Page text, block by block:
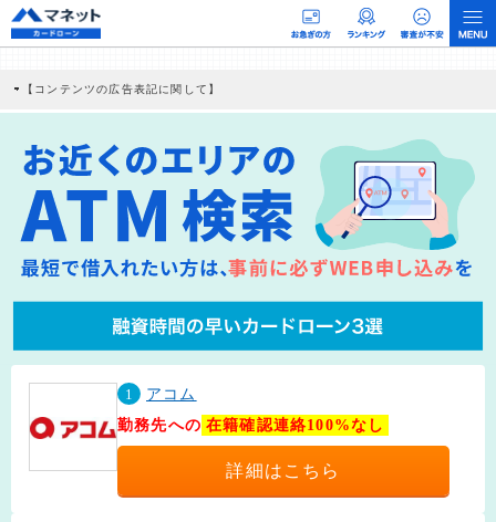
【コンテンツの広告表記に関して】
社に対して企業から紹介報酬が支払われるという収益モデルです。 ただし、特定の
商品を根拠なくPRするものではなく、当編集部の調査／ユーザーへの口コミ収集な
どに基づき、公平性を担保した情報提供を行っています。
>提携企業一覧
1
アコム
勤務先への 在籍確認連絡100%なし
詳細はこちら